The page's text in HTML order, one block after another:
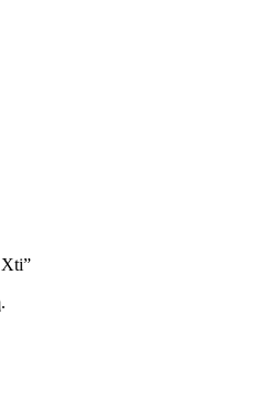
Xti”